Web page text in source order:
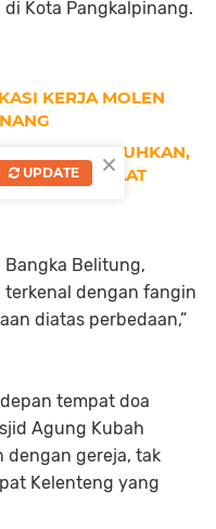
Kota Pangkalpinang.
KERJA MOLEN
RESMI DIKUKUHKAN,
MANFAAT
Bangka Belitung,
dengan fangin
diatas perbedaan,”
tempat doa
Agung Kubah
dengan gereja, tak
Kelenteng yang
×
UPDATE